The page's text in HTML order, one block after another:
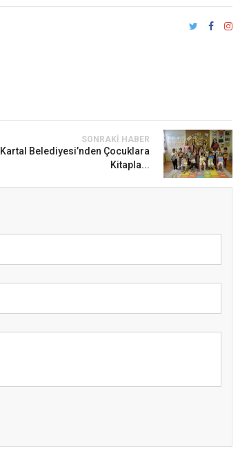
SONRAKI HABER
Kartal Belediyesi’nden Çocuklara
Kitapla...